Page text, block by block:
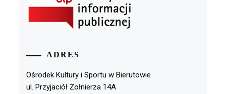
ADRES
Ośrodek Kultury i Sportu w Bierutowie
ul. Przyjaciół Żołnierza 14A